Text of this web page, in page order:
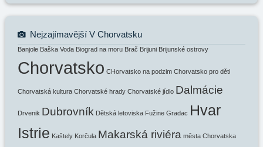
Nejzajímavější V Chorvatsku
Banjole Baška Voda Biograd na moru Brač Brijuni Brijunské ostrovy
Chorvatsko CHorvatsko na podzim Chorvatsko pro děti
Chorvatská kultura Chorvatské hrady Chorvatské jídlo Dalmácie
Drvenik Dubrovník Dětská letoviska Fužine Gradac Hvar
Istrie Kaštely Korčula Makarská riviéra města Chorvatska